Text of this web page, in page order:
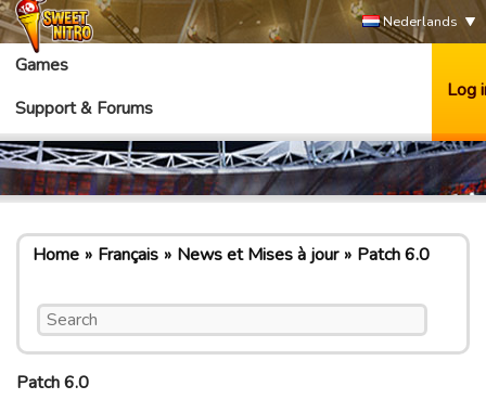
Nederlands
Games
Support & Forums
Log
Home Français News et Mises à jour Patch 6.0
Patch 6.0